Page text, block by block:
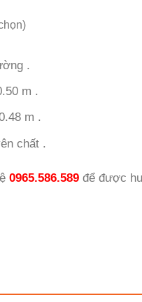
.
m .
m .
chất .
0965.586.589 để được